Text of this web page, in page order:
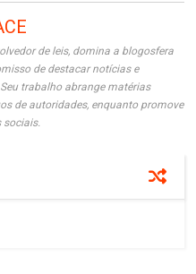
de leis, domina a blogosfera
de destacar notícias e
trabalho abrange matérias
de autoridades, enquanto promove
sociais.